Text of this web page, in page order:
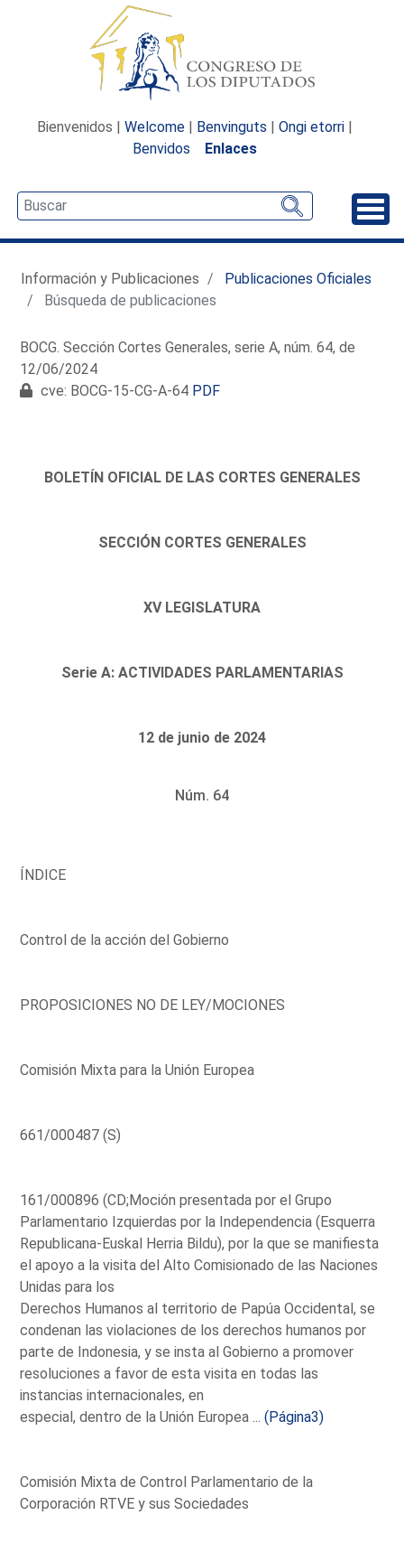
Bienvenidos | Welcome | Benvinguts | Ongi etorri |
Benvidos
Enlaces
Información y Publicaciones
Publicaciones Oficiales
Búsqueda de publicaciones
BOCG. Sección Cortes Generales, serie A, núm. 64, de
12/06/2024
cve: BOCG-15-CG-A-64 PDF
BOLETÍN OFICIAL DE LAS CORTES GENERALES
SECCIÓN CORTES GENERALES
XV LEGISLATURA
Serie A: ACTIVIDADES PARLAMENTARIAS
12 de junio de 2024
Núm. 64
ÍNDICE
Control de la acción del Gobierno
PROPOSICIONES NO DE LEY/MOCIONES
Comisión Mixta para la Unión Europea
661/000487 (S)
161/000896 (CD;Moción presentada por el Grupo
Parlamentario Izquierdas por la Independencia (Esquerra
Republicana-Euskal Herria Bildu), por la que se manifiesta
el apoyo a la visita del Alto Comisionado de las Naciones
Unidas para los
Derechos Humanos al territorio de Papúa Occidental, se
condenan las violaciones de los derechos humanos por
parte de Indonesia, y se insta al Gobierno a promover
resoluciones a favor de esta visita en todas las
instancias internacionales, en
especial, dentro de la Unión Europea ...(Página3)
Comisión Mixta de Control Parlamentario de la
Corporación RTVE y sus Sociedades